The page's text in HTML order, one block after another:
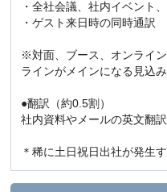
・全社会議、社内イベント
・ゲスト来日時の同時通訳
※対面、ブース、オンライ
ラインがメインになる見込み
●翻訳（約0.5割）
社内資料やメールの英文翻
＊稀に土日祝日出社が発生